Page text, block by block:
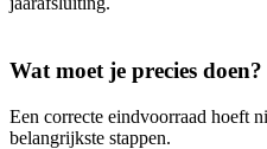
Wat moet je precies doen?
Een correcte eindvoorraad hoeft
belangrijkste stappen.